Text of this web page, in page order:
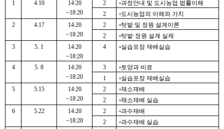
1 4.10
14:20
~18:20
2
◦과정안내 및 도시농업 법률이해
2
◦도시농업의 이해와 가치
2
4.17
14:20
~18:20
2
◦텃밭 및 정원 설계이론
2
◦텃밭·정원 설계 실제
3
5. 1
14:20
~18:20
4 ◦실습포장 재배실습
4 5. 8
14:20
~18:20
3
◦토양과 비료
1
◦실습포장 재배실습
5
5.15
14:20
~18:20
2
◦채소재배
2
◦채소재배 실습
6
5.22
14:20
~18:20
2
◦과수재배
2
◦과수재배 실습